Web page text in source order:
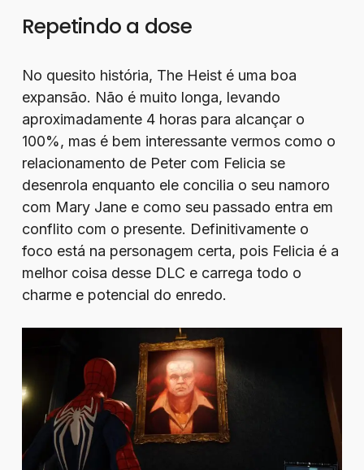
Repetindo a dose
No quesito história, The Heist é uma boa
expansão. Não é muito longa, levando
aproximadamente 4 horas para alcançar o
100%, mas é bem interessante vermos como o
relacionamento de Peter com Felicia se
desenrola enquanto ele concilia o seu namoro
com Mary Jane e como seu passado entra em
conflito com o presente. Definitivamente o
foco está na personagem certa, pois Felicia é a
melhor coisa desse DLC e carrega todo o
charme e potencial do enredo.